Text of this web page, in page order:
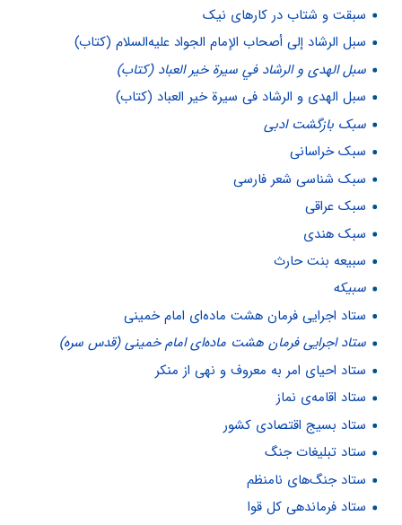
سبقت و شتاب در کارهای نیک
سبل الرشاد إلی أصحاب الإمام الجواد علیه‌السلام (کتاب)
سبل الهدی و الرشاد في سيرة خير العباد (کتاب)
سبل الهدی و الرشاد فی سیرة خیر العباد (کتاب)
سبک بازگشت ادبی
سبک خراسانی
سبک شناسی شعر فارسی
سبک عراقی
سبک هندی
سبیعه بنت حارث
سبیکه
ستاد اجرایی فرمان هشت ماده‌ای امام خمینی
ستاد اجرایی فرمان هشت ماده‌ای امام خمینی (قدس سره)
ستاد احیای امر به معروف و نهی از منکر
ستاد اقامه‌ی نماز
ستاد بسیج اقتصادی کشور
ستاد تبلیغات جنگ
ستاد جنگ‌های نامنظم
ستاد فرماندهی کل قوا